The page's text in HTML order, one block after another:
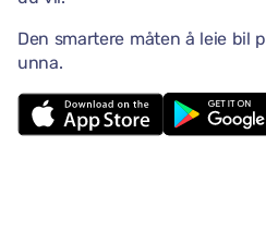
Den smartere måten å leie bil
unna.